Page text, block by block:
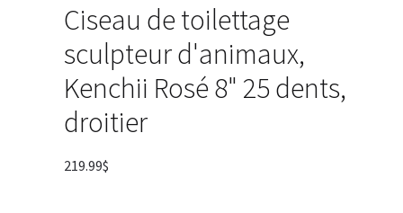
TABLE
SHAMPOING
Ciseau de toilettage
sculpteur d'animaux,
Kenchii Rosé 8" 25 dents,
droitier
219.99$